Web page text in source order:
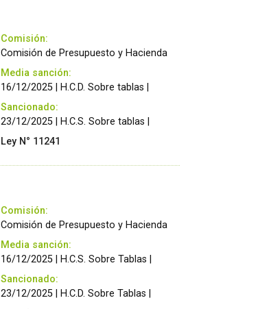
Comisión:
Comisión de Presupuesto y Hacienda
Media sanción:
16/12/2025 | H.C.D. Sobre tablas |
Sancionado:
23/12/2025 | H.C.S. Sobre tablas |
Ley N° 11241
Comisión:
Comisión de Presupuesto y Hacienda
Media sanción:
16/12/2025 | H.C.S. Sobre Tablas |
Sancionado:
23/12/2025 | H.C.D. Sobre Tablas |